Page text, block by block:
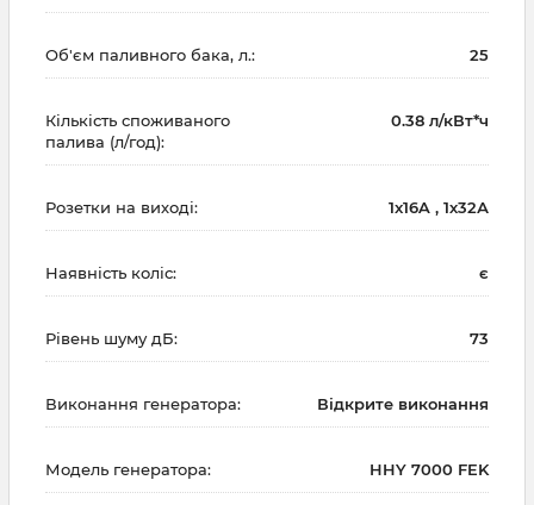
Об'єм паливного бака, л.: 25
Кількість споживаного
палива (л/год):
0.38 л/кВт*ч
Розетки на виході: 1x16A , 1х32А
Наявність коліс: є
Рівень шуму дБ: 73
Виконання генератора: Відкрите виконання
Модель генератора: HHY 7000 FEK